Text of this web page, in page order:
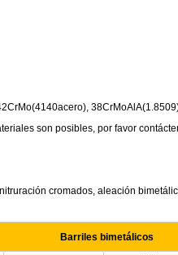
son posibles, por favor
cromados, aleación
Barriles bimetálicos